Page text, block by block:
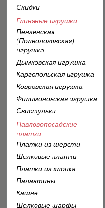
Скидки
Глиняные игрушки
Пензенская
(Полеологовская)
игрушка
Дымковская игрушка
Каргопольская игрушка
Ковровская игрушка
Филимоновская игрушка
Свистульки
Павловопосадские
платки
Платки из шерсти
Шелковые платки
Платки из хлопка
Палантины
Кашне
Шелковые шарфы